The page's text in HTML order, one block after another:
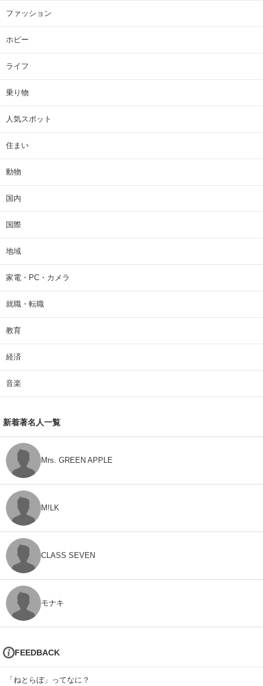
ファッション
ホビー
ライフ
乗り物
人気スポット
住まい
動物
国内
国際
地域
家電・PC・カメラ
就職・転職
教育
経済
音楽
新着著名人一覧
Mrs. GREEN APPLE
M!LK
CLASS SEVEN
モナキ
FEEDBACK
「ねとらぼ」ってなに？